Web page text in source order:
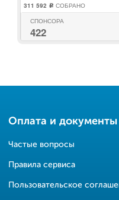
311 592 c СОБРАНО
СПОНСОРА
422
Оплата и документы
Частые вопросы
Правила сервиса
Пользовательское